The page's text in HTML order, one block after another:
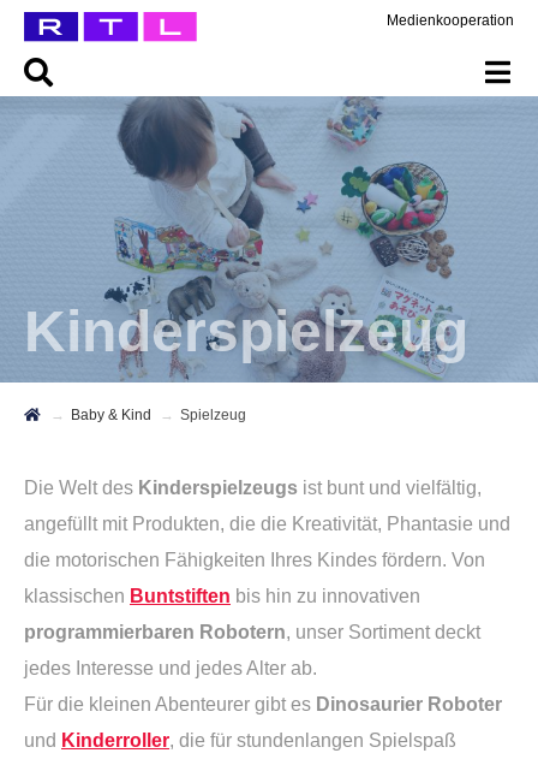
Medienkooperation
Kinderspielzeug
Baby & Kind Spielzeug
Die Welt des Kinderspielzeugs ist bunt und vielfältig,
angefüllt mit Produkten, die die Kreativität, Phantasie und
die motorischen Fähigkeiten Ihres Kindes fördern. Von
klassischen Buntstiften bis hin zu innovativen
programmierbaren Robotern, unser Sortiment deckt
jedes Interesse und jedes Alter ab.
Für die kleinen Abenteurer gibt es Dinosaurier Roboter
und Kinderroller, die für stundenlangen Spielspaß